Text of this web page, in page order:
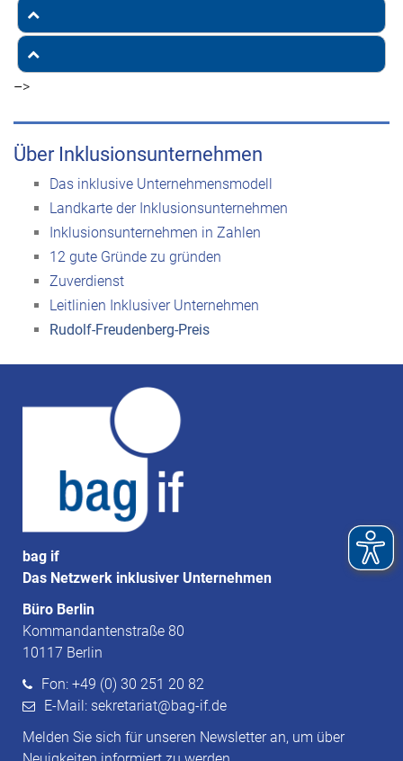
–>
Über Inklusionsunternehmen
Das inklusive Unternehmensmodell
Landkarte der Inklusionsunternehmen
Inklusionsunternehmen in Zahlen
12 gute Gründe zu gründen
Zuverdienst
Leitlinien Inklusiver Unternehmen
Rudolf-Freudenberg-Preis
bag if
Das Netzwerk inklusiver Unternehmen
Büro Berlin
Kommandantenstraße 80
10117 Berlin
Fon: +49 (0) 30 251 20 82
E-Mail: sekretariat@bag-if.de
Melden Sie sich für unseren Newsletter an, um über